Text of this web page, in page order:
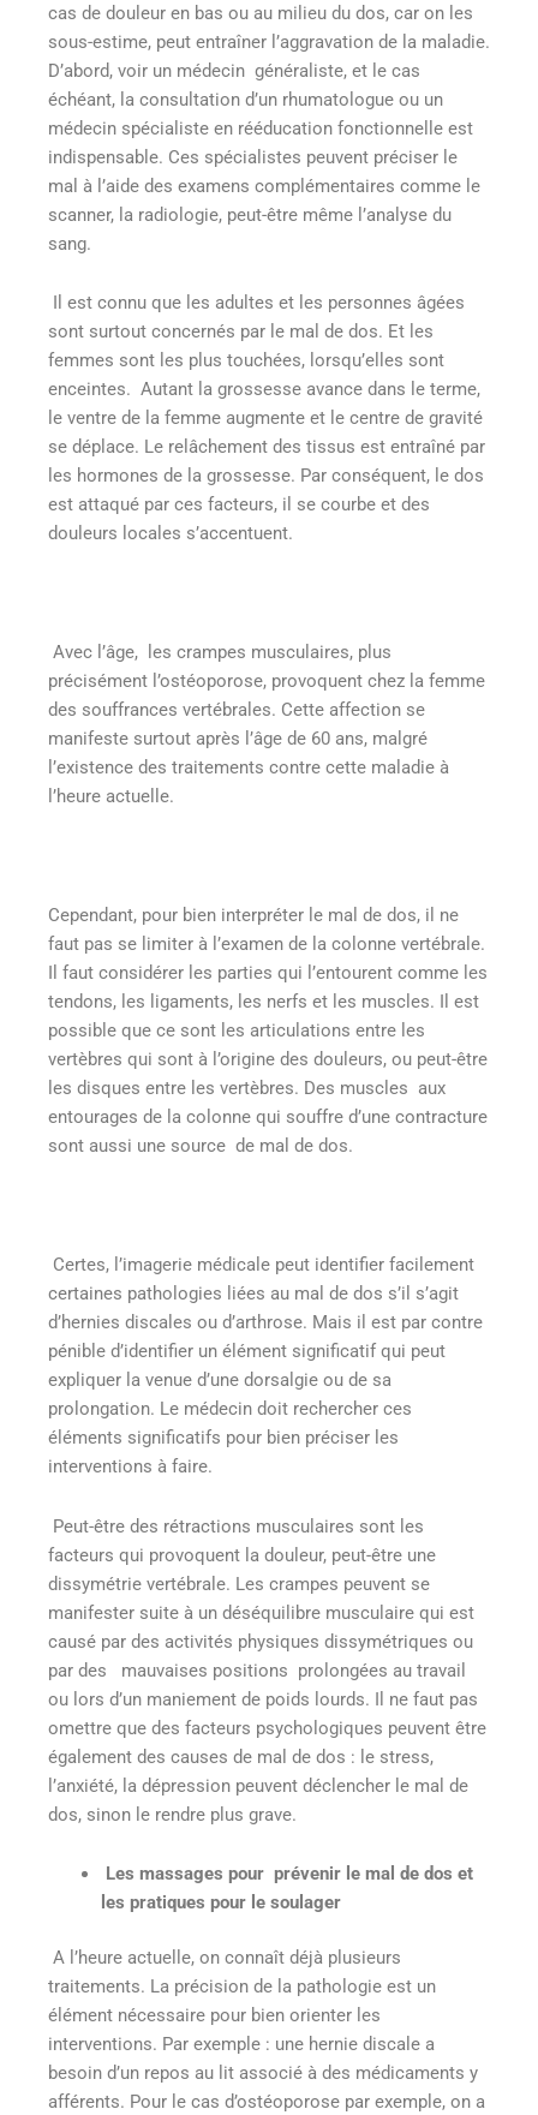
cas de douleur en bas ou au milieu du dos, car on les
sous-estime, peut entraîner l’aggravation de la maladie.
D’abord, voir un médecin généraliste, et le cas
échéant, la consultation d’un rhumatologue ou un
médecin spécialiste en rééducation fonctionnelle est
indispensable. Ces spécialistes peuvent préciser le
mal à l’aide des examens complémentaires comme le
scanner, la radiologie, peut-être même l’analyse du
sang.
Il est connu que les adultes et les personnes âgées
sont surtout concernés par le mal de dos. Et les
femmes sont les plus touchées, lorsqu’elles sont
enceintes. Autant la grossesse avance dans le terme,
le ventre de la femme augmente et le centre de gravité
se déplace. Le relâchement des tissus est entraîné par
les hormones de la grossesse. Par conséquent, le dos
est attaqué par ces facteurs, il se courbe et des
douleurs locales s’accentuent.
Avec l’âge, les crampes musculaires, plus
précisément l’ostéoporose, provoquent chez la femme
des souffrances vertébrales. Cette affection se
manifeste surtout après l’âge de 60 ans, malgré
l’existence des traitements contre cette maladie à
l’heure actuelle.
Cependant, pour bien interpréter le mal de dos, il ne
faut pas se limiter à l’examen de la colonne vertébrale.
Il faut considérer les parties qui l’entourent comme les
tendons, les ligaments, les nerfs et les muscles. Il est
possible que ce sont les articulations entre les
vertèbres qui sont à l’origine des douleurs, ou peut-être
les disques entre les vertèbres. Des muscles aux
entourages de la colonne qui souffre d’une contracture
sont aussi une source de mal de dos.
Certes, l’imagerie médicale peut identifier facilement
certaines pathologies liées au mal de dos s’il s’agit
d’hernies discales ou d’arthrose. Mais il est par contre
pénible d’identifier un élément significatif qui peut
expliquer la venue d’une dorsalgie ou de sa
prolongation. Le médecin doit rechercher ces
éléments significatifs pour bien préciser les
interventions à faire.
Peut-être des rétractions musculaires sont les
facteurs qui provoquent la douleur, peut-être une
dissymétrie vertébrale. Les crampes peuvent se
manifester suite à un déséquilibre musculaire qui est
causé par des activités physiques dissymétriques ou
par des mauvaises positions prolongées au travail
ou lors d’un maniement de poids lourds. Il ne faut pas
omettre que des facteurs psychologiques peuvent être
également des causes de mal de dos : le stress,
l’anxiété, la dépression peuvent déclencher le mal de
dos, sinon le rendre plus grave.
Les massages pour prévenir le mal de dos et
les pratiques pour le soulager
A l’heure actuelle, on connaît déjà plusieurs
traitements. La précision de la pathologie est un
élément nécessaire pour bien orienter les
interventions. Par exemple : une hernie discale a
besoin d’un repos au lit associé à des médicaments y
afférents. Pour le cas d’ostéoporose par exemple, on a